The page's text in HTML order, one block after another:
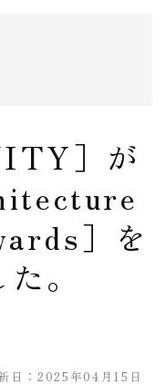
］が
］を
。
日：2025年04月15日